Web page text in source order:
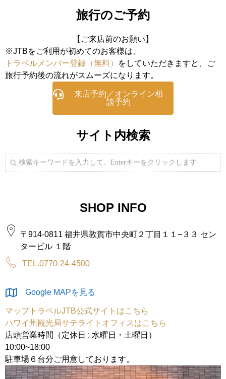
旅行のご予約
【ご来店前のお願い】
※JTBをご利用が初めてのお客様は、
トラベルメンバー登録（無料）
をしていただきますと、ご
旅行予約後の流れがスムーズになります。
来店予約／オンライン相
談予約
サイト内検索
SHOP INFO
〒914-0811 福井県敦賀市中央町２丁目１１−３３ セン
タービル １階
TEL.0770-24-4500
Google MAPを見る
マップトラベルJTB公式サイトはこちら
ハワイ州観光局サテライトオフィスはこちら
店頭営業時間（定休日 : 水曜日・土曜日）
10:00~18:00
駐車場６台分ご用意しております。